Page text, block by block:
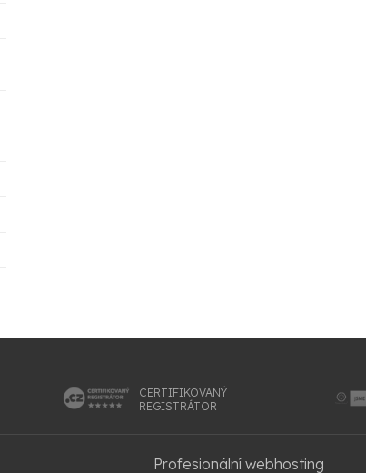
CERTIFIKOVANÝ
REGISTRÁTOR
Profesionální webhosting